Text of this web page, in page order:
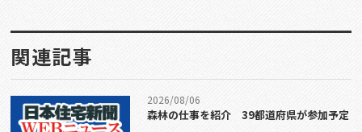
関連記事
2026/08/06
森林の仕事を紹介 39都道府県が参加予定